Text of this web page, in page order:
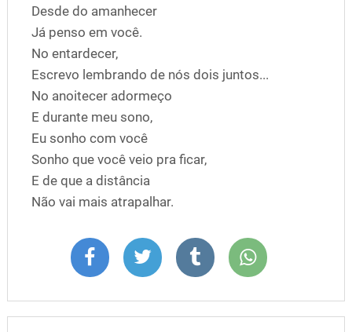
Desde do amanhecer
Já penso em você.
No entardecer,
Escrevo lembrando de nós dois juntos...
No anoitecer adormeço
E durante meu sono,
Eu sonho com você
Sonho que você veio pra ficar,
E de que a distância
Não vai mais atrapalhar.